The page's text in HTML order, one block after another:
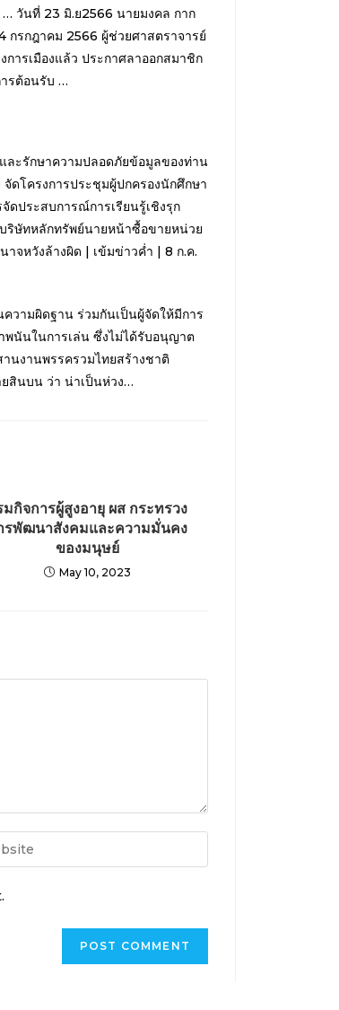
วันที่ 23 มิ.ย2566 นายมงคล กาก
รกฎาคม 2566 ผู้ช่วยศาสตราจารย์
ารเมืองแล้ว ประกาศลาออกสมาชิก
รต้อนรับ …
ละรักษาความปลอดภัยข้อมูลของท่าน
ดโครงการประชุมผู้ปกครองนักศึกษา
ประสบการณ์การเรียนรู้เชิงรุก
ริษัทหลักทรัพย์นายหน้าซื้อขายหน่วย
าจหวังล้างผิด | เข้มข่าวค่ำ | 8 ก.ค.
วามผิดฐาน ร่วมกันเป็นผู้จัดให้มีการ
พนันในการเล่น ซึ่งไม่ได้รับอนุญาต
นงานพรรครวมไทยสร้างชาติ
สินบน ว่า น่าเป็นห่วง…
มกิจการผู้สูงอายุ ผส กระทรวง
รพัฒนาสังคมและความมั่นคง
ของมนุษย์
May 10, 2023